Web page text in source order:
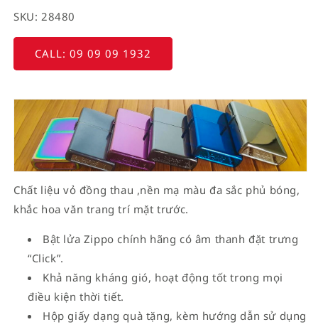
SKU: 28480
CALL: 09 09 09 1932
Chất liệu vỏ đồng thau ,nền mạ màu đa sắc phủ bóng,
khắc hoa văn trang trí mặt trước.
Bật lửa Zippo chính hãng có âm thanh đặt trưng
“Click”.
Khả năng kháng gió, hoạt động tốt trong mọi
điều kiện thời tiết.
Hộp giấy dạng quà tặng, kèm hướng dẫn sử dụng